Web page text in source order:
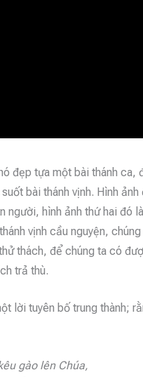
đẹp tựa một bài thánh ca,
bài thánh vịnh. Hình
hình ảnh thứ hai đó
vịnh cầu nguyện,
thách, để chúng ta có
trả thù.
lời tuyên bố trung thành;
gào lên Chúa,